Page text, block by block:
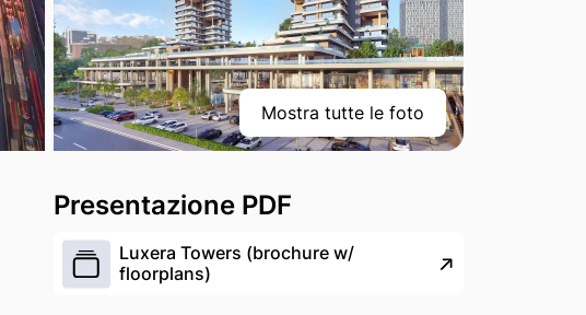
Mostra tutte le foto
Presentazione PDF
Luxera Towers (brochure w/
floorplans)